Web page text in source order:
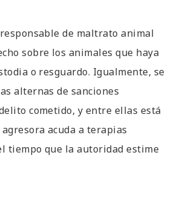
de maltrato animal
sobre los animales que haya
o resguardo. Igualmente, se
alternas de sanciones
cometido, y entre ellas está
acuda a terapias
tiempo que la autoridad estime